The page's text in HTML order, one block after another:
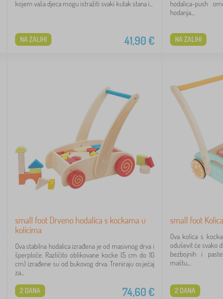
kojem vaša djeca mogu istražiti svaki kutak stana i...
41,90€
NA ZALIHI
hodalica-push
hodanja....
NA ZALIHI
small foot Drveno hodalica s kockama u
kolicima
Ova stabilna hodalica izrađena je od masivnog drva i
šperploče. Različito oblikovane kocke (5 cm do 10
cm) izrađene su od bukovog drva. Treniraju osjećaj
za...
74,60€
2 DANA
small foot
Ova kolica s
oduševit će svako
bezbojnih i
maštu,...
2 DANA